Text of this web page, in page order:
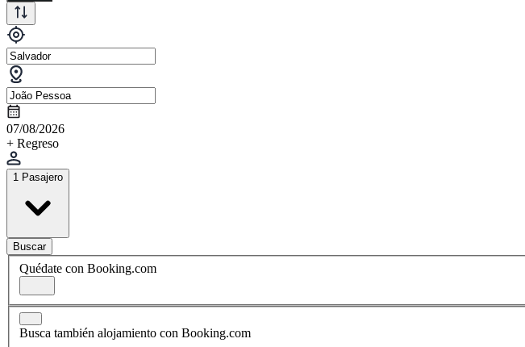
07/08/2026
+ Regreso
1 Pasajero
Buscar
Quédate con Booking.com
Busca también alojamiento con Booking.com